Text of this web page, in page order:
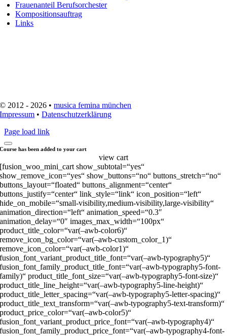
Frauenanteil Berufsorchester
Kompositionsauftrag
Links
© 2012 - 2026 •musica femina münchen
Impressum •Datenschutzerklärung
Page load link
Course has been added to your cart
view cart
[fusion_woo_mini_cart show_subtotal=“yes“
show_remove_icon=“yes“ show_buttons=“no“ buttons_stretch=“no“
buttons_layout=“floated“ buttons_alignment=“center“
buttons_justify=“center“ link_style=“link“ icon_position=“left“
hide_on_mobile=“small-visibility,medium-visibility,large-visibility“
animation_direction=“left“ animation_speed=“0.3″
animation_delay=“0″ images_max_width=“100px“
product_title_color=“var(–awb-color6)“
remove_icon_bg_color=“var(–awb-custom_color_1)“
remove_icon_color=“var(–awb-color1)“
fusion_font_variant_product_title_font=“var(–awb-typography5)“
fusion_font_family_product_title_font=“var(–awb-typography5-font-
family)“ product_title_font_size=“var(–awb-typography5-font-size)“
product_title_line_height=“var(–awb-typography5-line-height)“
product_title_letter_spacing=“var(–awb-typography5-letter-spacing)“
product_title_text_transform=“var(–awb-typography5-text-transform)“
product_price_color=“var(–awb-color5)“
fusion_font_variant_product_price_font=“var(–awb-typography4)“
fusion_font_family_product_price_font=“var(–awb-typography4-font-